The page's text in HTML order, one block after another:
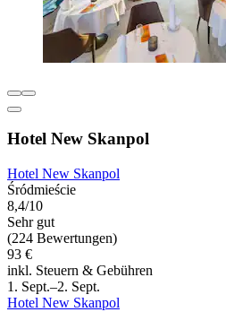
Hotel New Skanpol
Hotel New Skanpol
Śródmieście
8,4/10
Sehr gut
(224 Bewertungen)
93 €
inkl. Steuern & Gebühren
1. Sept.–2. Sept.
Hotel New Skanpol